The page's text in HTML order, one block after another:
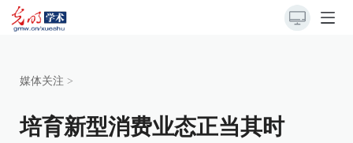
媒体关注 >
培育新型消费业态正当其时